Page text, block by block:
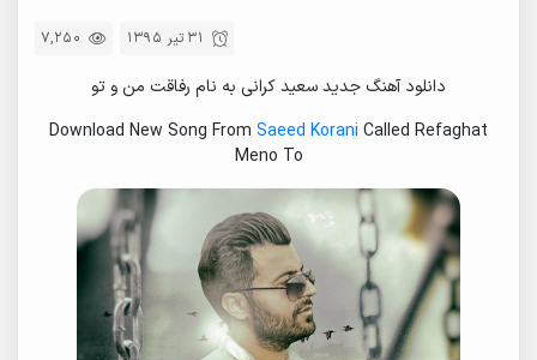
7,250 31 تیر 1395
دانلود آهنگ جدید سعید کرانی به نام رفاقت من و تو
Download New Song From Saeed Korani Called Refaghat
Meno To